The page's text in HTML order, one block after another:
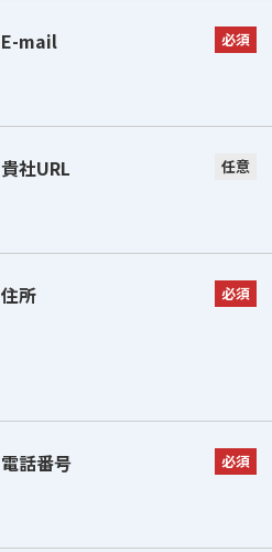
E-mail 必須
貴社URL 任意
住所 必須
電話番号 必須